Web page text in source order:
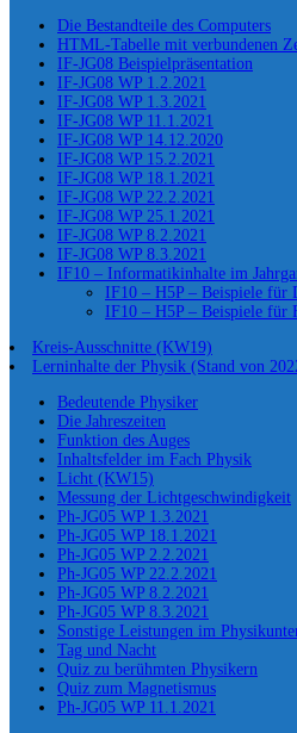
Die Bestandteile des Computers
HTML-Tabelle mit verbundenen
IF-JG08 Beispielpräsentation
IF-JG08 WP 1.2.2021
IF-JG08 WP 1.3.2021
IF-JG08 WP 11.1.2021
IF-JG08 WP 14.12.2020
IF-JG08 WP 15.2.2021
IF-JG08 WP 18.1.2021
IF-JG08 WP 22.2.2021
IF-JG08 WP 25.1.2021
IF-JG08 WP 8.2.2021
IF-JG08 WP 8.3.2021
IF10 – Informatikinhalte im
IF10 – H5P – Beispiele für
IF10 – H5P – Beispiele für
Kreis-Ausschnitte (KW19)
Lerninhalte der Physik (Stand von
Bedeutende Physiker
Die Jahreszeiten
Funktion des Auges
Inhaltsfelder im Fach Physik
Licht (KW15)
Messung der Lichtgeschwindigkeit
Ph-JG05 WP 1.3.2021
Ph-JG05 WP 18.1.2021
Ph-JG05 WP 2.2.2021
Ph-JG05 WP 22.2.2021
Ph-JG05 WP 8.2.2021
Ph-JG05 WP 8.3.2021
Sonstige Leistungen im
Tag und Nacht
Quiz zu berühmten Physikern
Quiz zum Magnetismus
Ph-JG05 WP 11.1.2021